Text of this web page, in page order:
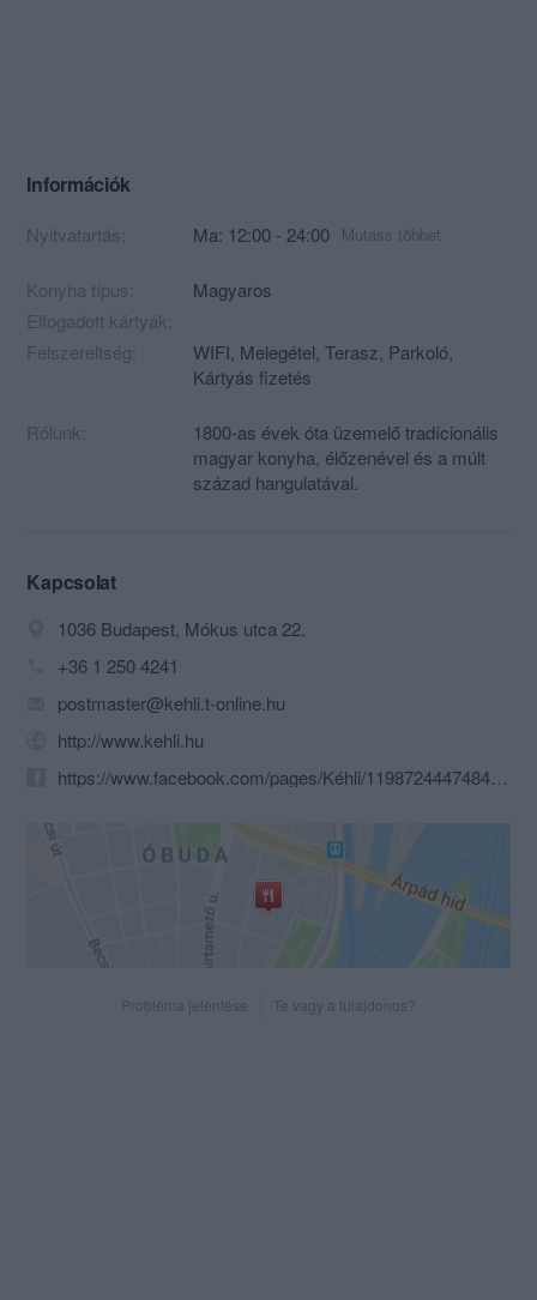
Információk
Nyitvatartás: Ma: 12:00 - 24:00 Mutass többet
Konyha típus:
Magyaros
Elfogadott kártyák:
Felszereltség:
WIFI, Melegétel, Terasz, Parkoló,
Kártyás fizetés
Rólunk:
1800-as évek óta üzemelő tradícionális
magyar konyha, élőzenével és a múlt
század hangulatával.
Kapcsolat
1036 Budapest, Mókus utca 22.
+36 1 250 4241
postmaster@kehli.t-online.hu
http://www.kehli.hu
https://www.facebook.com/pages/Kéhli/119872444748496?ref=br_rs&id=119872444748496&sk
Probléma jelentése Te vagy a tulajdonos?